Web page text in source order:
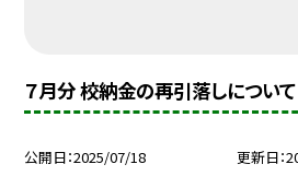
７月分 校納金の再引落しについて
公開日 2025/07/18 更新日